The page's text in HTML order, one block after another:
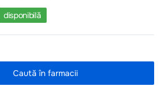
disponibilă
Caută în farmacii